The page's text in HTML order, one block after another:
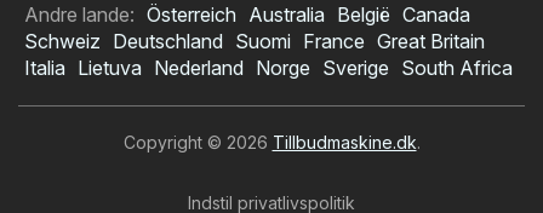
Andre lande: Österreich Australia België Canada
Schweiz Deutschland Suomi France Great Britain
Italia Lietuva Nederland Norge Sverige South Africa
Copyright © 2026 Tillbudmaskine.dk.
Indstil privatlivspolitik